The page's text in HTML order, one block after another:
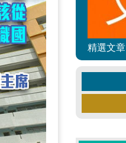
精選文章